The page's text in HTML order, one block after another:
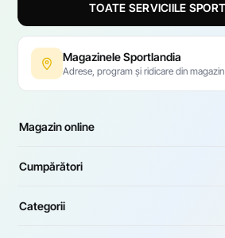
TOATE SERVICIILE
Magazinele Sportlandia
Adrese, program și ridicare din magazin
Magazin online
Cumpărători
Categorii